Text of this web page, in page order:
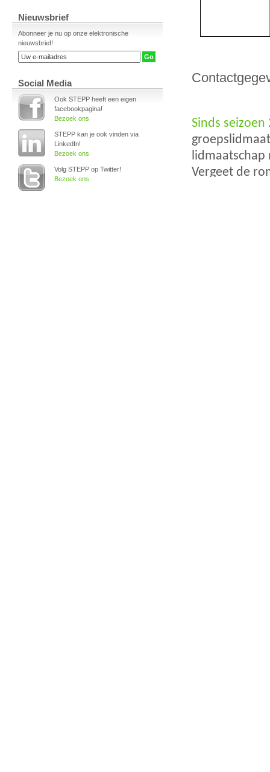
Nieuwsbrief
Abonneer je nu op onze elektronische
nieuwsbrief!
Social Media
Ook STEPP heeft een eigen
facebookpagina!
Bezoek ons
STEPP kan je ook vinden via
LinkedIn!
Bezoek ons
Volg STEPP op Twitter!
Bezoek ons